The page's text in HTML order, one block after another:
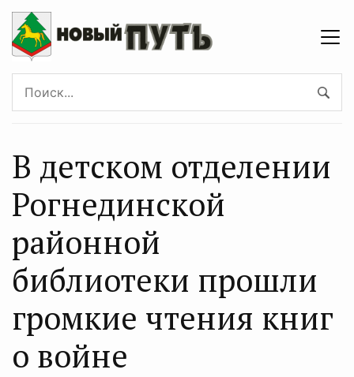
В детском отделении
Рогнединской
районной
библиотеки прошли
громкие чтения книг
о войне